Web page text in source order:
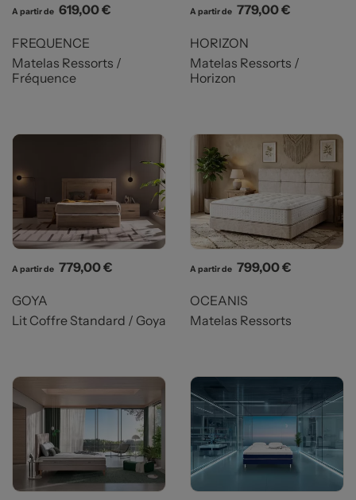
A partir de Prix
619,00 €
FREQUENCE
Matelas Ressorts /
Fréquence
A partir de Prix
779,00 €
HORIZON
Matelas Ressorts /
Horizon
A partir de Prix
779,00 €
GOYA
Lit Coffre Standard / Goya
A partir de Prix
799,00 €
OCEANIS
Matelas Ressorts